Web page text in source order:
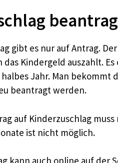
gibt es nur auf Antrag.
das Kindergeld auszahlt.
Jahr. Man bekommt
beantragt werden.
auf Kinderzuschlag
ist nicht möglich.